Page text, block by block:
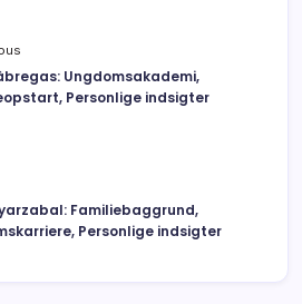
Ungdomsakademi,
Personlige indsigter
Familiebaggrund,
Personlige indsigter